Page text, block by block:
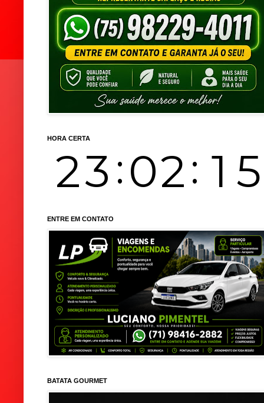
HORA CERTA
ENTRE EM CONTATO
BATATA GOURMET